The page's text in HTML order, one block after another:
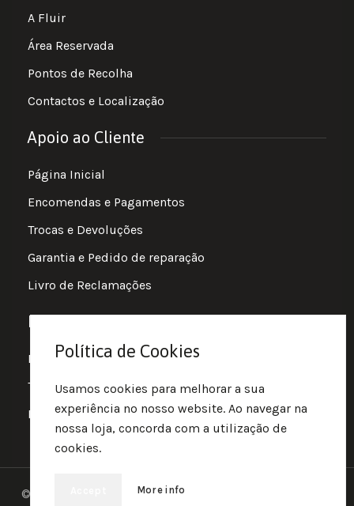
A Fluir
Área Reservada
Pontos de Recolha
Contactos e Localização
Apoio ao Cliente
Página Inicial
Encomendas e Pagamentos
Trocas e Devoluções
Garantia e Pedido de reparação
Livro de Reclamações
Informações
Política de Privacidade
Termos e Condições
Política de Cookies
© 2025 • Fluir • Theme designed Quotidian Effects and
Política de Cookies
Usamos cookies para melhorar a sua
experiência no nosso website. Ao navegar na
nossa loja, concorda com a utilização de
cookies.
More info